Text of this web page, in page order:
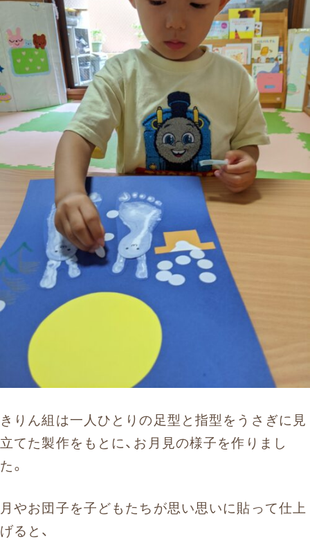
きりん組は一人ひとりの足型と指型をうさぎに見
立てた製作をもとに、お月見の様子を作りまし
た。
月やお団子を子どもたちが思い思いに貼って仕上
げると、